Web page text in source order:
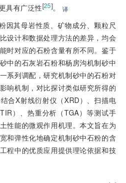
具有广泛性[25]。译
因其母岩性质、矿物成分、颗粒尺
设计和数据处理方法的差异，均会
时对应的石粉含量有所不同。鉴于
中的石灰岩石粉和杨房沟机制砂中
系列调配，研究机制砂中的石粉对
响机制，对比探讨类似研究所得的
合X射线衍射仪（XRD）、扫描电
）、热重分析（TGA）等测试手
性能的微观作用机理。本文旨在为
和弹性化地确定机制砂中石粉的含
程中的优质应用提供理论依据和技